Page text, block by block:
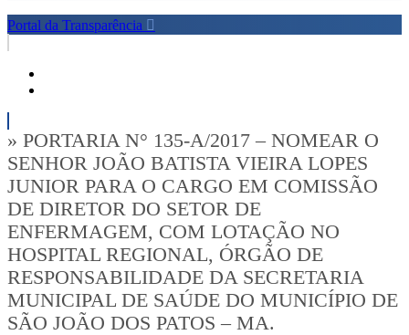
Portal da Transparência
» PORTARIA N° 135-A/2017 – NOMEAR O
SENHOR JOÃO BATISTA VIEIRA LOPES
JUNIOR PARA O CARGO EM COMISSÃO
DE DIRETOR DO SETOR DE
ENFERMAGEM, COM LOTAÇÃO NO
HOSPITAL REGIONAL, ÓRGÃO DE
RESPONSABILIDADE DA SECRETARIA
MUNICIPAL DE SAÚDE DO MUNICÍPIO DE
SÃO JOÃO DOS PATOS – MA.